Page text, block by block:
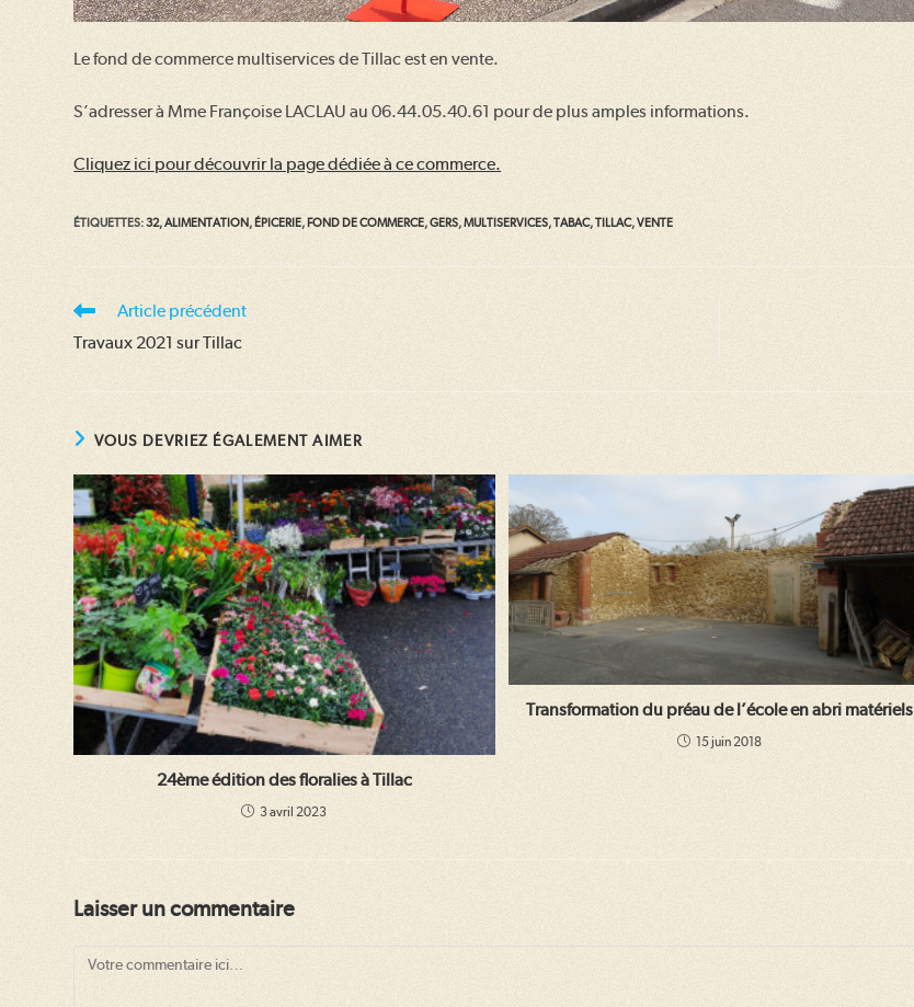
Le fond de commerce multiservices de Tillac est en vente.
S’adresser à Mme Françoise LACLAU au 06.44.05.40.61 pour de plus amples informations.
Cliquez ici pour découvrir la page dédiée à ce commerce.
ÉTIQUETTES:32,ALIMENTATION, ÉPICERIE, FOND DE COMMERCE,GERS,MULTISERVICES,TABAC,TILLAC,VENTE
Read
articles
Article précédent
Travaux 2021 sur Tillac
VOUS DEVRIEZ ÉGALEMENT AIMER
24ème édition des floralies à Tillac
3 avril 2023
Transformation du préau de l’école en abri matériels
15 juin 2018
Laisser un commentaire
Comment